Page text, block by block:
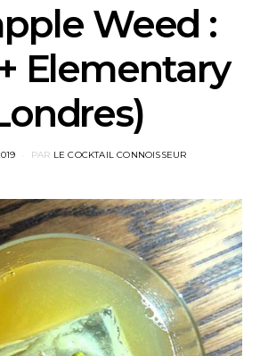
Weed :
Elementary
PAR LE COCKTAIL CONNOISSEUR